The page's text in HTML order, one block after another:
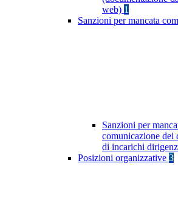
web) 1
Sanzioni per mancata
Sanzioni per
comunicazione dei
di incarichi
Posizioni organizzative 3